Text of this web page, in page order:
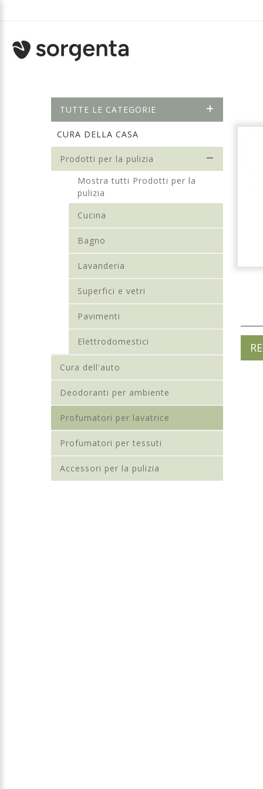
TUTTE LE CATEGORIE
CURA DELLA CASA
Prodotti per la pulizia
Mostra tutti Prodotti per la
pulizia
Cucina
Bagno
Lavanderia
Superfici e vetri
Pavimenti
Elettrodomestici
Cura dell'auto
Deodoranti per ambiente
Profumatori per lavatrice
Profumatori per tessuti
Accessori per la pulizia